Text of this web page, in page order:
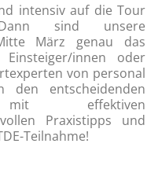
intensiv auf die Tour
Dann sind unsere
März genau das
innen oder
von personal
entscheidenden
mit effektiven
Praxistipps und
Teilnahme!